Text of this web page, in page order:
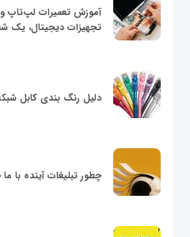
آموزش تعمیرات لپ‌تاپ و
تجهیزات دیجیتال، یک
دلیل رنگ بندی کابل
چطور تبلیغات آینده با